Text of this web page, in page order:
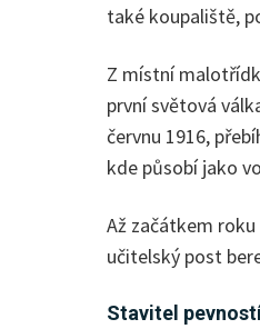
také koupaliště,
Z místní
první světová
červnu 1916,
kde působí jako
Až začátkem
učitelský post
Stavitel